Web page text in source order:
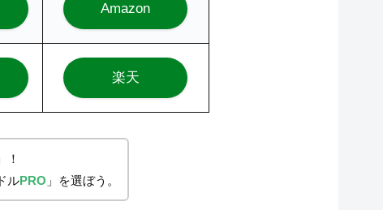
Amazon
楽天
」！
ルPRO 」を選ぼう。